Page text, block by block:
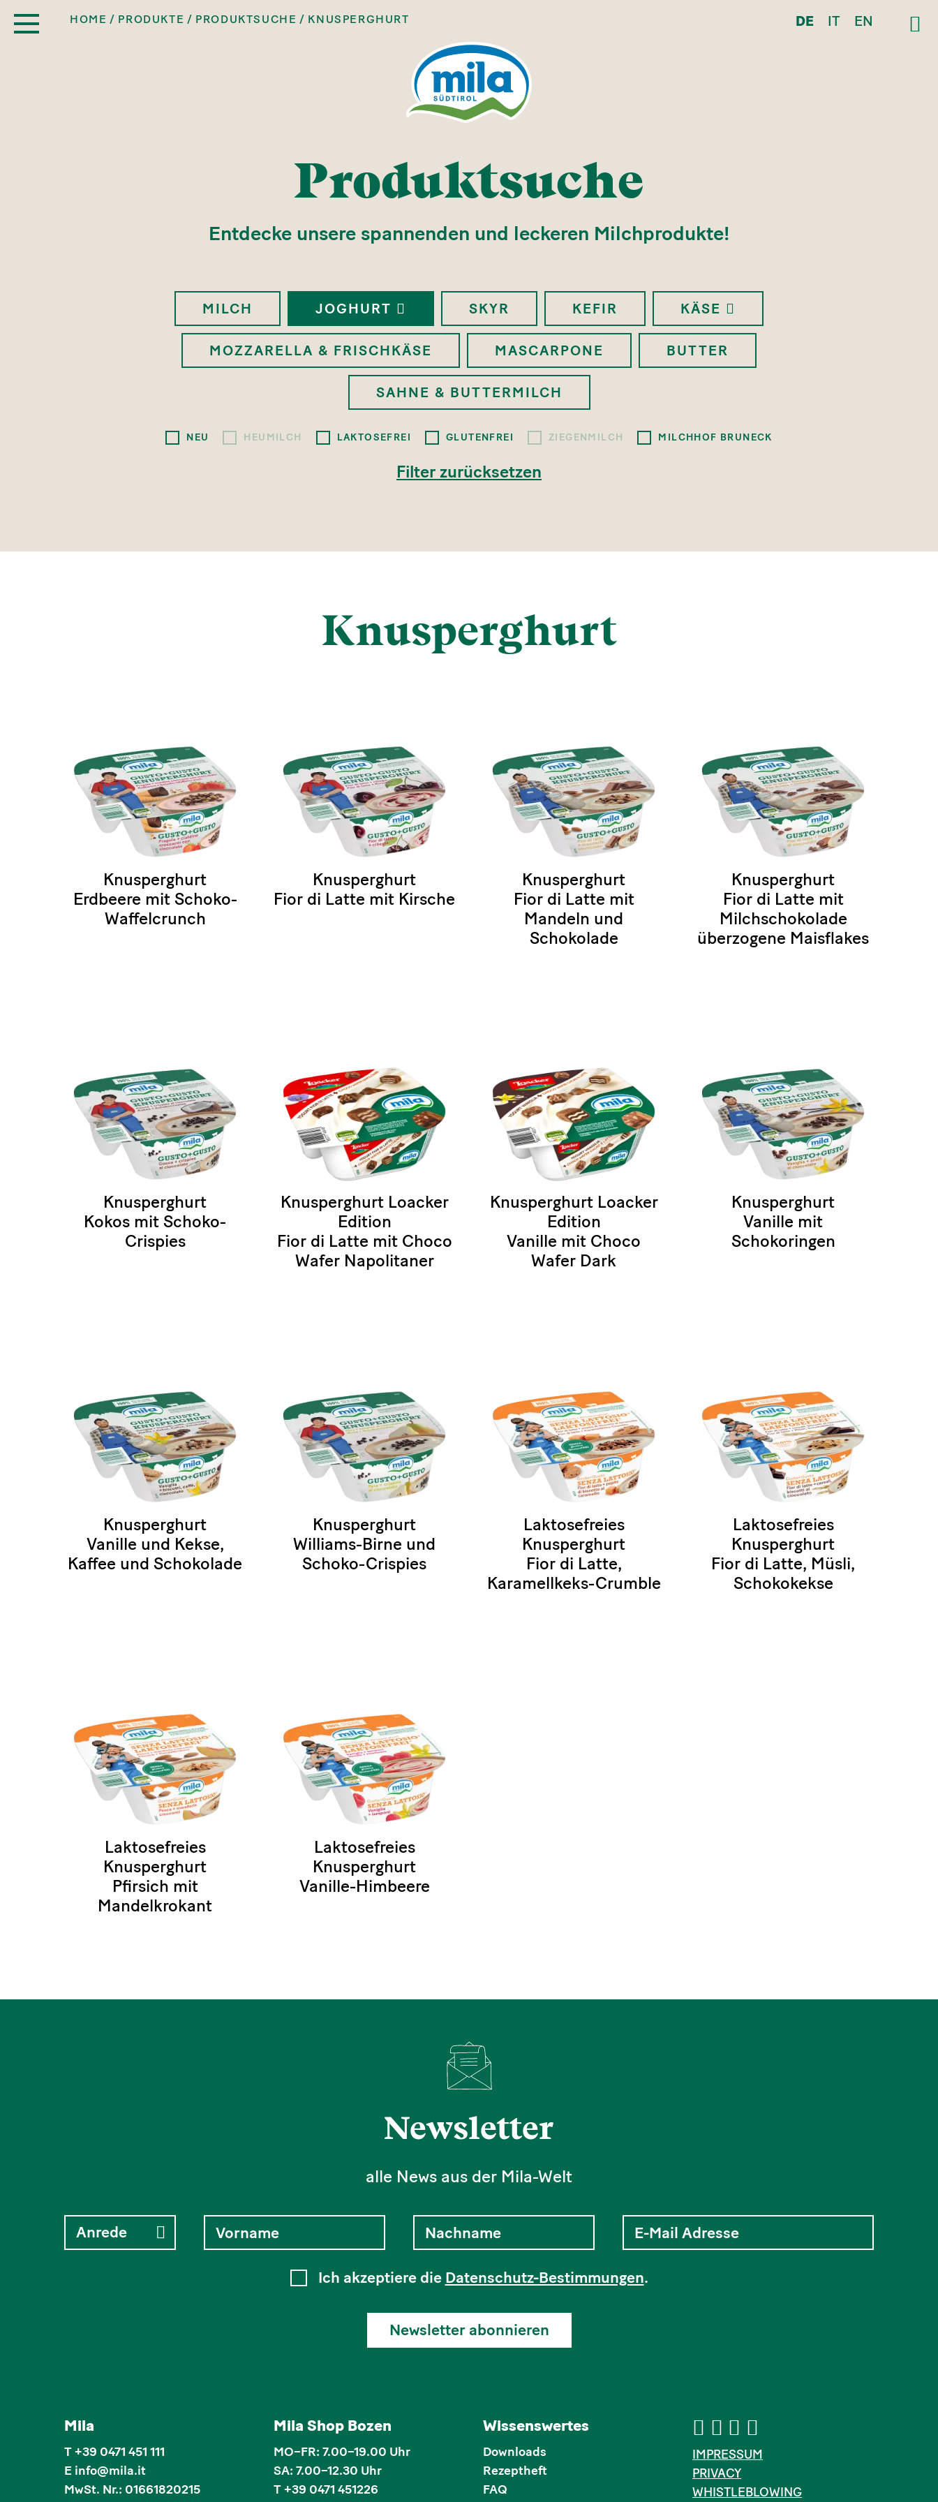
DE IT EN
HOME PRODUKTE PRODUKTSUCHE KNUSPERGHURT
Produktsuche
Entdecke unsere spannenden und leckeren Milchprodukte!
MILCH JOGHURT SKYR KEFIR KÄSE
MOZZARELLA & FRISCHKÄSE MASCARPONE BUTTER
SAHNE & BUTTERMILCH
NEU HEUMILCH LAKTOSEFREI GLUTENFREI ZIEGENMILCH MILCHHOF BRUNECK
Filter zurücksetzen
Knusperghurt
Knusperghurt
Erdbeere mit Schoko-
Waffelcrunch
Knusperghurt
Fior di Latte mit Kirsche
Knusperghurt
Fior di Latte mit
Mandeln und
Schokolade
Knusperghurt
Fior di Latte mit
Milchschokolade
überzogene Maisflakes
Knusperghurt
Kokos mit Schoko-
Crispies
Knusperghurt Loacker
Edition
Fior di Latte mit Choco
Wafer Napolitaner
Knusperghurt Loacker
Edition
Vanille mit Choco
Wafer Dark
Knusperghurt
Vanille mit
Schokoringen
Knusperghurt
Vanille und Kekse,
Kaffee und Schokolade
Knusperghurt
Williams-Birne und
Schoko-Crispies
Laktosefreies
Knusperghurt
Fior di Latte,
Karamellkeks-Crumble
Laktosefreies
Knusperghurt
Fior di Latte, Müsli,
Schokokekse
Laktosefreies
Knusperghurt
Pfirsich mit
Mandelkrokant
Laktosefreies
Knusperghurt
Vanille-Himbeere
Newsletter
alle News aus der Mila-Welt
Ich akzeptiere die Datenschutz-Bestimmungen.
Newsletter abonnieren
Mila
T+39 0471 451 111
E info@mila.it
MwSt. Nr.: 01661820215
Mila Shop Bozen
MO–FR: 7.00–19.00 Uhr
SA: 7.00–12.30 Uhr
T +39 0471 451226
Wissenswertes
Downloads
Rezeptheft
FAQ
IMPRESSUM
PRIVACY
WHISTLEBLOWING